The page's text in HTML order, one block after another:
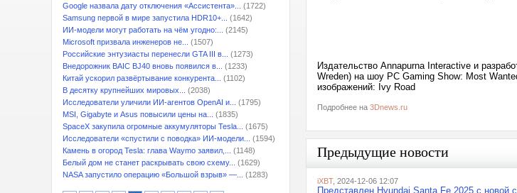
Google назвала дату отключения «Ассистента»...
(1722)
Samsung первой в мире запустила HDR10+...
(1642)
ИИ-модели могут работать на чём угодно:...
(2145)
Microsoft призвала инженеров не...
(1507)
Российские энтузиасты перенесли GTA III в...
(1273)
Внедорожник BAIC BJ40 вновь появился в...
(1233)
Китай ускорил развёртывание конкурента...
(1102)
В десятку крупнейших мировых...
(2038)
Исследователи уличили ИИ-агентов OpenAI и...
(1795)
MSI, Gigabyte и Asus повысили цены на...
(1835)
SpaceX закупила огромные аккумуляторы Tesla...
(1675)
Исследователи «спустили с поводка» ИИ-модели...
(1594)
Камень в огород Tesla: глава Waymo заявил,...
(1148)
Белый дом не станет раскрывать свою схему...
(1629)
NASA запустило операцию «Большой взрыв» —...
(1283)
Издательство Annapurna Interactive и
Wreden) на шоу PC Gaming Show: Most
изображений: Ivy Road
Подробнее на 3Dnews.ru
Предыдущие новости
iXBT, 2024-12-06 12:07
Представлен Hyundai Santa Fe 2025 с новой